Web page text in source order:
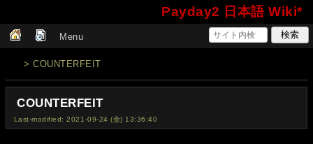
Payday2 日本語 Wiki*
Menu
> COUNTERFEIT
COUNTERFEIT
Last-modified: 2021-09-24 (金) 13:36:40